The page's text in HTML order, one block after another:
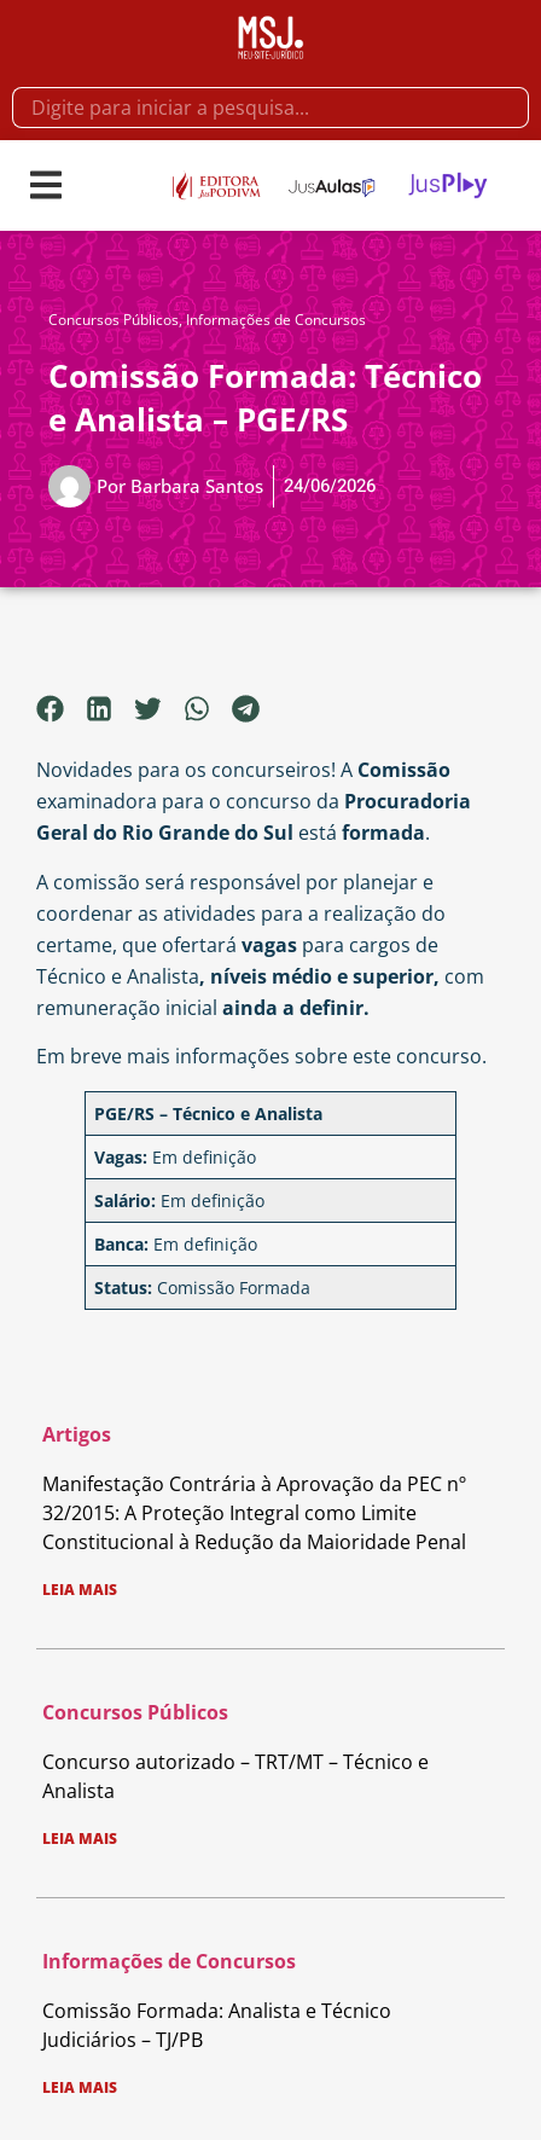
Concursos Públicos,Informações de Concursos
Comissão Formada: Técnico
e Analista – PGE/RS
Por Barbara Santos 24/06/2026
Novidades para os concurseiros! A Comissão
examinadora para o concurso da Procuradoria
Geral do Rio Grande do Sul está formada.
A comissão será responsável por planejar e
coordenar as atividades para a realização do
certame, que ofertará vagas para cargos de
Técnico e Analista, níveis médio e superior, com
remuneração inicial ainda a definir.
Em breve mais informações sobre este concurso.
PGE/RS – Técnico e Analista
Vagas: Em definição
Salário: Em definição
Banca: Em definição
Status: Comissão Formada
Artigos
Manifestação Contrária à Aprovação da PEC nº
32/2015: A Proteção Integral como Limite
Constitucional à Redução da Maioridade Penal
LEIA MAIS
Concursos Públicos
Concurso autorizado – TRT/MT – Técnico e
Analista
LEIA MAIS
Informações de Concursos
Comissão Formada: Analista e Técnico
Judiciários – TJ/PB
LEIA MAIS